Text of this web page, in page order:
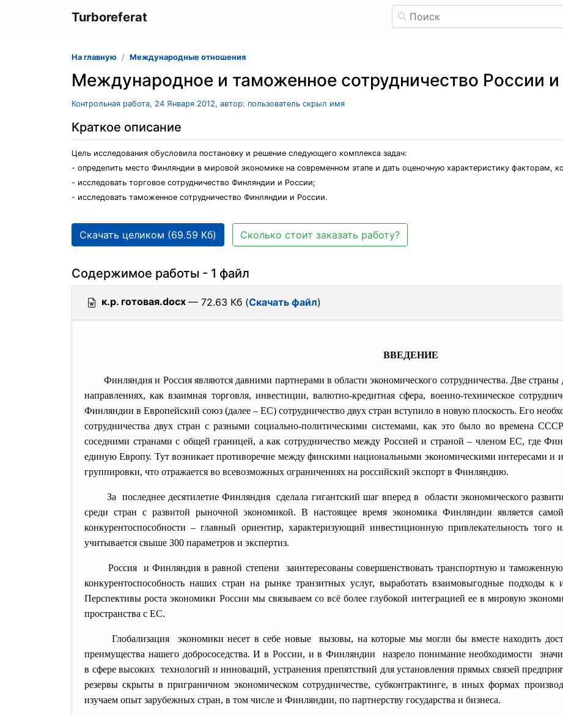
Turboreferat
На главную Международные отношения
Международное и таможенное сотрудничество России
Контрольная работа, 24 Января 2012, автор: пользователь скрыл имя
Краткое описание
Цель исследования обусловила постановку и решение следующего комплекса задач:
- определить место Финляндии в мировой экономике на современном этапе и дать оценочную характеристику факторам,
- исследовать торговое сотрудничество Финляндии и России;
- исследовать таможенное сотрудничество Финляндии и России.
Скачать целиком (69.59 Кб) Сколько стоит заказать работу?
Содержимое работы - 1 файл
к.р. готовая.docx — 72.63 Кб (Скачать файл)
ВВЕДЕНИЕ
Финляндия и Россия являются давними партнерами в области экономического сотрудничества. Две
направлениях, как взаимная торговля, инвестиции, валютно-кредитная сфера, военно-техническое
Финляндии в Европейский союз (далее – ЕС) сотрудничество двух стран вступило в новую плоскость. Его
сотрудничества двух стран с разными социально-политическими системами, как это было во времена
соседними странами с общей границей, а как сотрудничество между Россией и страной – членом ЕС, где
единую Европу. Тут возникает противоречие между финскими национальными экономическими интересами и
группировки, что отражается во всевозможных ограничениях на российский экспорт в Финляндию.
За последнее десятилетиеФинляндия сделала гигантский шаг вперед в области экономического
среди стран с развитой рыночной экономикой. В настоящее время экономика Финляндии является
конкурентоспособности – главный ориентир, характеризующий инвестиционную привлекательность
учитывается свыше 300 параметров и экспертиз.
Россия и Финляндия в равной степени заинтересованы совершенствовать транспортную и
конкурентоспособность наших стран на рынке транзитных услуг, выработать взаимовыгодные подходы к
Перспективы роста экономики России мы связываем со всё более глубокой интеграцией ее в мировую
пространства с ЕС.
Глобализация экономики несет в себе новые вызовы, на которые мы могли бы вместе находить
преимущества нашего добрососедства. И в России, и в Финляндии назрело пониманиенеобходимости
в сфере высоких технологий и инноваций, устранения препятствий для установления прямых связей
резервы скрыты в приграничном экономическом сотрудничестве, субконтрактинге, в иных формах
изучаем опыт зарубежных стран, в том числе и Финляндии, по партнерству государства и бизнеса.